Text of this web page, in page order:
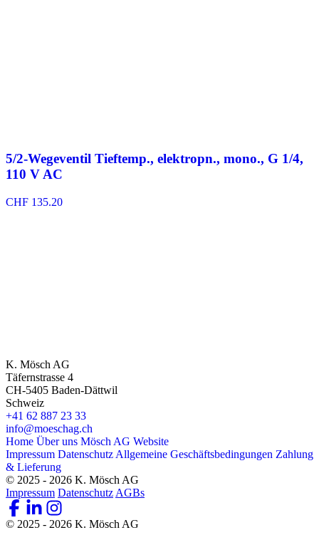
5/2-Wegeventil Tieftemp., elektropn., mono., G 1/4,
110 V AC
CHF 135.20
K. Mösch AG
Täfernstrasse 4
CH-5405 Baden-Dättwil
Schweiz
+41 62 887 23 33
info@moeschag.ch
Home Über uns Mösch AG Website
Impressum Datenschutz Allgemeine Geschäftsbedingungen Zahlung
& Lieferung
© 2025 - 2026 K. Mösch AG
Impressum Datenschutz AGBs
© 2025 - 2026 K. Mösch AG